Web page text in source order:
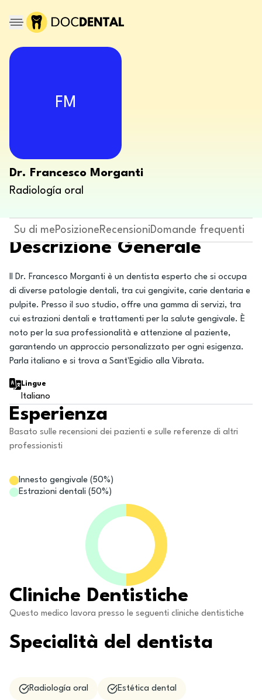
FM
Dr. Francesco Morganti
Radiología oral
Su di mePosizioneRecensioniDomande frequenti
Descrizione Generale
Il Dr. Francesco Morganti è un dentista esperto che si occupa
di diverse patologie dentali, tra cui gengivite, carie dentaria e
pulpite. Presso il suo studio, offre una gamma di servizi, tra
cui estrazioni dentali e trattamenti per la salute gengivale. È
noto per la sua professionalità e attenzione al paziente,
garantendo un approccio personalizzato per ogni esigenza.
Parla italiano e si trova a Sant'Egidio alla Vibrata.
Lingue
Italiano
Esperienza
Basato sulle recensioni dei pazienti e sulle referenze di altri
professionisti
Innesto gengivale (50%)
Estrazioni dentali (50%)
Cliniche Dentistiche
Questo medico lavora presso le seguenti cliniche dentistiche
Specialità del dentista
Radiología oral Estética dental